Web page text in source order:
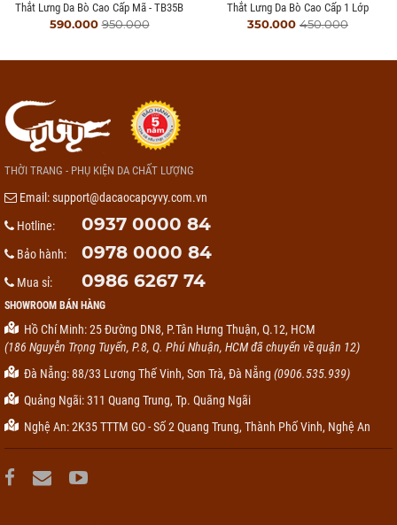
Thắt Lưng Da Bò Cao Cấp Mã - TB35B
590.000950.000
Thắt Lưng Da Bò Cao Cấp 1 Lớp
350.000 450.000
THỜI TRANG - PHỤ KIỆN DA CHẤT LƯỢNG
Email:support@dacaocapcyvy.com.vn
Hotline:
0937 0000 84
Bảo hành: 0978 0000 84
Mua sỉ: 0986 6267 74
SHOWROOM BÁN HÀNG
Hồ Chí Minh: 25 Đường DN8, P.Tân Hưng Thuận, Q.12, HCM
(186 Nguyễn Trọng Tuyển, P.8, Q. Phú Nhuận, HCM đã chuyển về quận 12)
Đà Nẵng: 88/33 Lương Thế Vinh, Sơn Trà, Đà Nẵng (0906.535.939)
Quảng Ngãi: 311 Quang Trung, Tp. Quãng Ngãi
Nghệ An: 2K35 TTTM GO - Số 2 Quang Trung, Thành Phố Vinh, Nghệ An